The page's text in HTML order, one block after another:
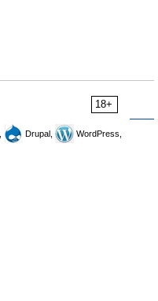
18+
Drupal,
WordPress,